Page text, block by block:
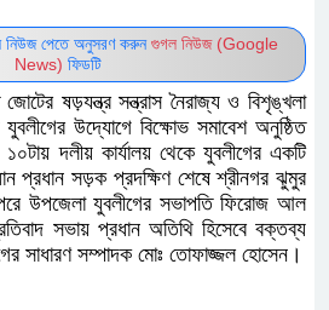
নিউজ পেতে অনুসরণ করুনগুগল নিউজ (Google
News) ফিডটি
ষড়যন্ত্র সন্ত্রাস নৈরাজ্য ও বিশৃঙ্খলা
উদ্যোগে বিক্ষোভ সমাবেশ অনুষ্ঠিত
দলীয় কার্যালয় থেকে যুবলীগের একটি
প্রধান সড়ক প্রদক্ষিণ শেষে শ্রীনগর ঝুমুর
উপজেলা যুবলীগের সভাপতি ফিরোজ আল
সভায় প্রধান অতিথি হিসেবে বক্তব্য
সাধারণ সম্পাদক মোঃ তোফাজ্জল হোসেন।